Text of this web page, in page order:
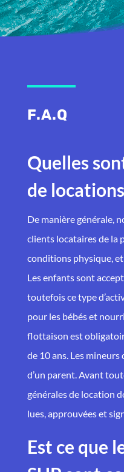
F.A.Q
Quelles
de
De manière générale,
clients locataires de la
conditions physique,
Les enfants sont
toutefois ce type
pour les bébés et
flottaison est
de 10 ans. Les
d’un parent. Avant
générales de location
lues, approuvées et
Est ce que